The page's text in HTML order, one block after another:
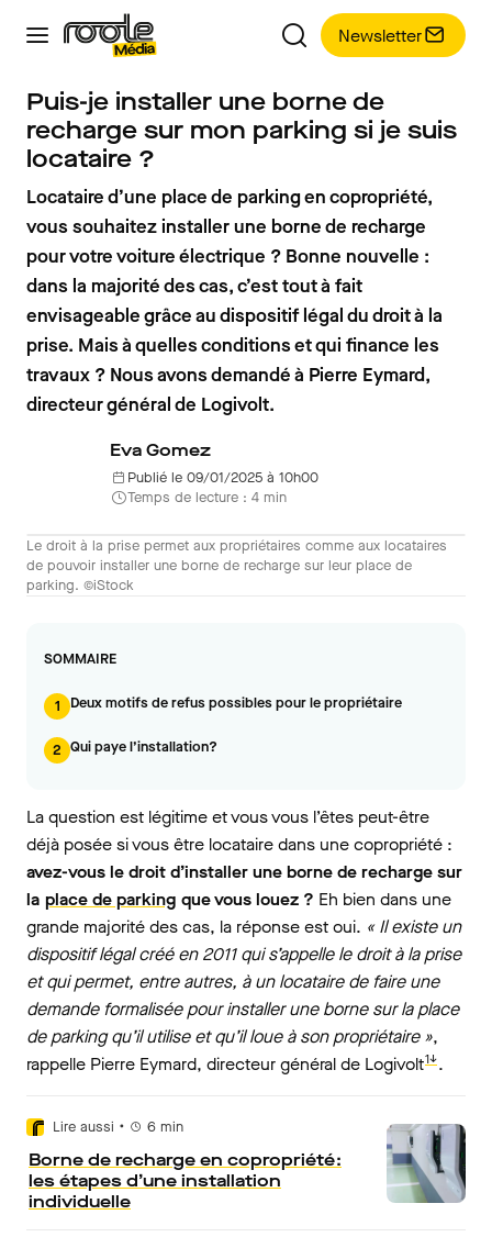
Newsletter
Puis-je installer une borne de
recharge sur mon parking si je suis
locataire ?
Locataire d’une place de parking en copropriété,
vous souhaitez installer une borne de recharge
pour votre voiture électrique ? Bonne nouvelle :
dans la majorité des cas, c’est tout à fait
envisageable grâce au dispositif légal du droit à la
prise. Mais à quelles conditions et qui finance les
travaux ? Nous avons demandé à Pierre Eymard,
directeur général de Logivolt.
Eva Gomez
Publié le 09/01/2025 à 10h00
Temps de lecture : 4 min
Le droit à la prise permet aux propriétaires comme aux locataires
de pouvoir installer une borne de recharge sur leur place de
parking. ©iStock
SOMMAIRE
1 Deux motifs de refus possibles pour le propriétaire
2 Qui paye l’installation?
La question est légitime et vous vous l’êtes peut-être
déjà posée si vous être locataire dans une copropriété :
avez-vous le droit d’installer une borne de recharge sur
la place de parking que vous louez ? Eh bien dans une
grande majorité des cas, la réponse est oui. « Il existe un
dispositif légal créé en 2011 qui s’appelle le droit à la prise
et qui permet, entre autres, à un locataire de faire une
demande formalisée pour installer une borne sur la place
de parking qu’il utilise et qu’il loue à son propriétaire »,
rappelle Pierre Eymard, directeur général de Logivolt1↓.
Lire aussi • 6 min
Borne de recharge en copropriété :
les étapes d’une installation
individuelle